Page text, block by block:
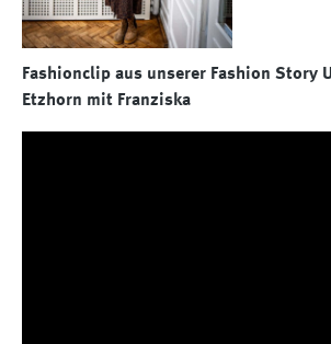
Fashionclip aus unserer Fashion Story
Etzhorn mit Franziska